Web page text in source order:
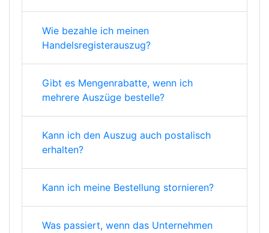
Wie bezahle ich meinen
Handelsregisterauszug?
Gibt es Mengenrabatte, wenn ich
mehrere Auszüge bestelle?
Kann ich den Auszug auch postalisch
erhalten?
Kann ich meine Bestellung stornieren?
Was passiert, wenn das Unternehmen